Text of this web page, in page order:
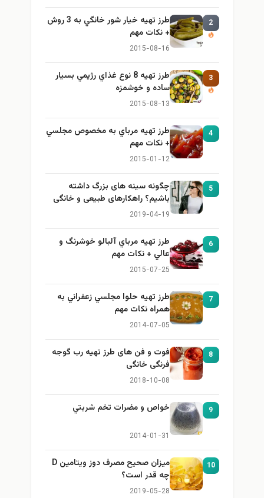
2
طرز تهيه خیار شور خانگي به 3 روش
+ نكات مهم
2015-08-16
3
طرز تهيه 8 نوع غذاي رژيمي بسيار
ساده و خوشمزه
2015-08-13
4
طرز تهيه مرباي به مخصوص مجلسي
+ نكات مهم
2015-01-12
5
چگونه سینه های بزرگ داشته
باشیم؟ راهکارهای طبیعی و خانگی
برای بزرگ کردن سینه
2019-04-19
6
طرز تهيه مرباي آلبالو خوشرنگ و
عالي + نكات مهم
2015-07-25
7
طرز تهيه حلوا مجلسي زعفراني به
همراه نكات مهم
2014-07-05
8
فوت و فن های طرز تهیه رب گوجه
فرنگی خانگی
2018-10-08
9 خواص و مضرات تخم شربتي
2014-01-31
10
میزان صحیح مصرف دوز ویتامین D
چه قدر است؟
2019-05-28